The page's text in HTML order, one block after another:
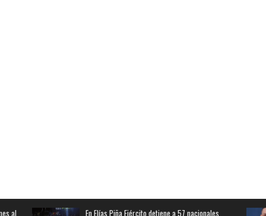
al En Elías Piña Ejército detiene a 57 nacionales